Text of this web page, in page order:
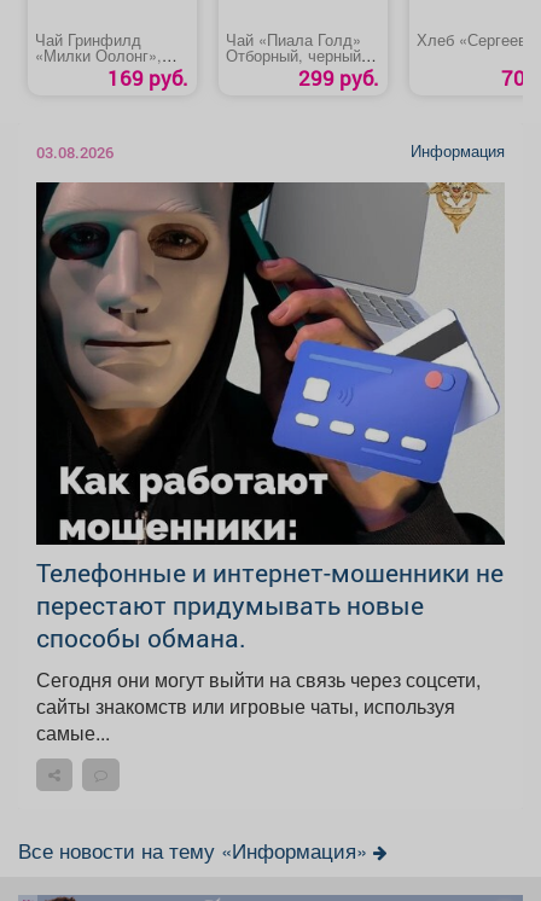
Чай Гринфилд
«Милки Оолонг»,
крупный лист169 руб.
Чай «Пиала Голд»
Отборный, черный
299 руб.
Хлеб
70
03.08.2026 Информация
Телефонные и интернет-мошенники не
перестают придумывать новые
способы обмана.
Сегодня они могут выйти на связь через соцсети,
сайты знакомств или игровые чаты, используя
самые...
Все новости на тему «Информация»